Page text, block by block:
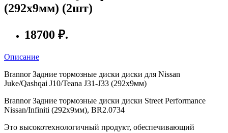
(292x9мм) (2шт)
18700 ₽.
Описание
Brannor Задние тормозные диски диски для Nissan
Juke/Qashqai J10/Teana J31-J33 (292x9мм)
Brannor Задние тормозные диски диски Street Performance
Nissan/Infiniti (292x9мм), BR2.0734
Это высокотехнологичный продукт, обеспечивающий